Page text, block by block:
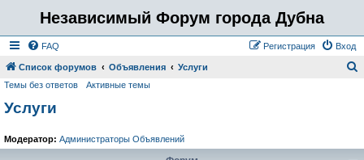
Независимый Форум города Дубна
FAQ Вход
Регистрация
Список форумов Объявления Услуги
Темы без ответов Активные темы
Услуги
Модератор: Администраторы Объявлений